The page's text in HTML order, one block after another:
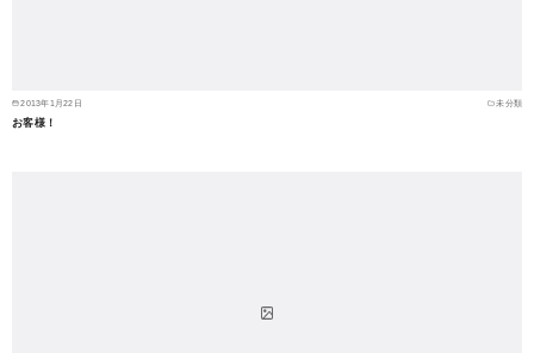
2013年1月22日 未分類
お客様！